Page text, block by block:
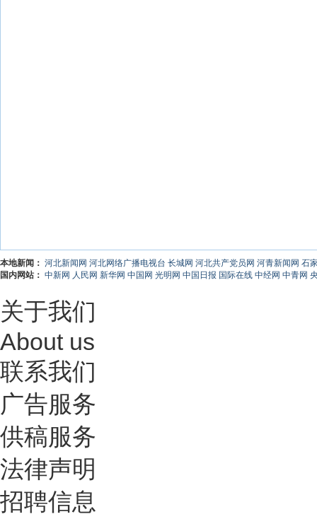
本地新闻： 河北新闻网 河北网络广播电视台 长城网 河北共产党员网 河青新闻网 石
国内网站： 中新网 人民网 新华网 中国网 光明网 中国日报 国际在线 中经网 中青网
关于我们
About us
联系我们
广告服务
供稿服务
法律声明
招聘信息